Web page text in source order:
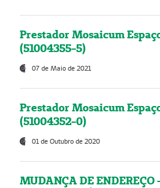
Prestador Mosaicum
(51004355-5)
07 de Maio de 2021
Prestador Mosaicum
(51004352-0)
01 de Outubro de 2020
MUDANÇA DE ENDEREÇO